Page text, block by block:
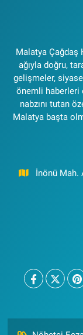
Malatya Çağdaş
ağıyla doğru,
gelişmeler,
önemli haberleri
nabzını tutan
Malatya başta
İnönü Mah.